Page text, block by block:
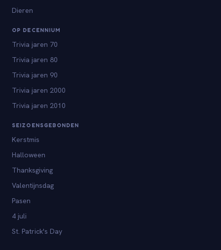
Dieren
OP DECENNIUM
Trivia jaren 70
Trivia jaren 80
Trivia jaren 90
Trivia jaren 2000
Trivia jaren 2010
SEIZOENSGEBONDEN
Kerstmis
Halloween
Thanksgiving
Valentijnsdag
Pasen
4 juli
St. Patrick's Day